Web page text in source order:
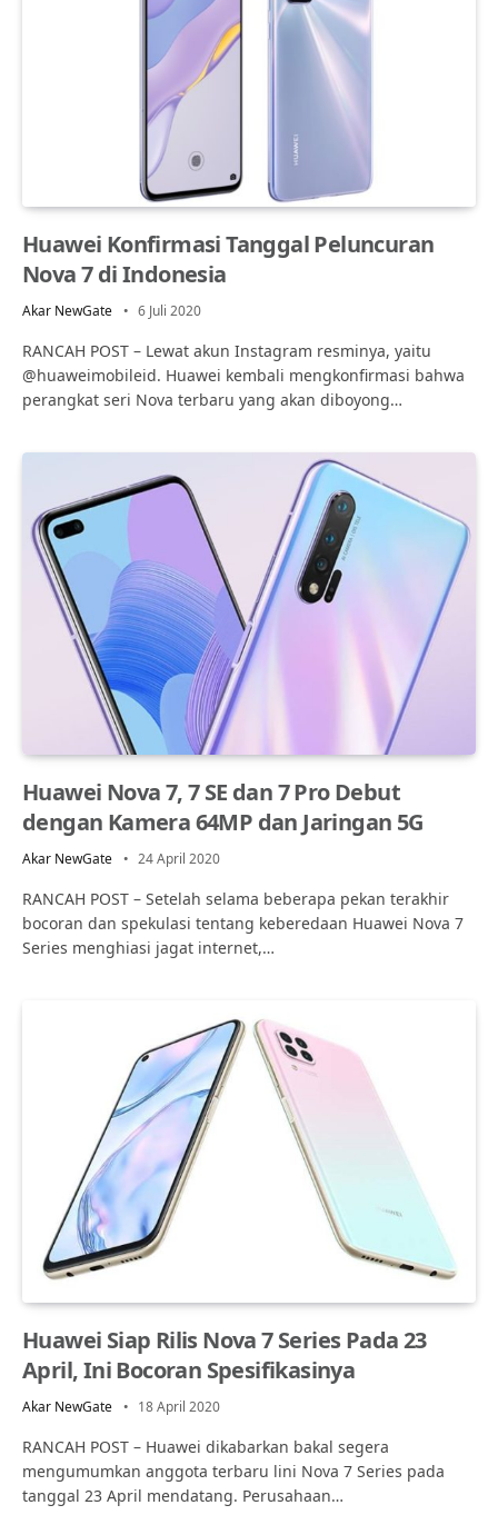
Huawei Konfirmasi Tanggal Peluncuran
Nova 7 di Indonesia
Akar NewGate 6 Juli 2020
RANCAH POST – Lewat akun Instagram resminya, yaitu
@huaweimobileid. Huawei kembali mengkonfirmasi bahwa
perangkat seri Nova terbaru yang akan diboyong…
Huawei Nova 7, 7 SE dan 7 Pro Debut
dengan Kamera 64MP dan Jaringan 5G
Akar NewGate 24 April 2020
RANCAH POST – Setelah selama beberapa pekan terakhir
bocoran dan spekulasi tentang keberedaan Huawei Nova 7
Series menghiasi jagat internet,…
Huawei Siap Rilis Nova 7 Series Pada 23
April, Ini Bocoran Spesifikasinya
Akar NewGate 18 April 2020
RANCAH POST – Huawei dikabarkan bakal segera
mengumumkan anggota terbaru lini Nova 7 Series pada
tanggal 23 April mendatang. Perusahaan…